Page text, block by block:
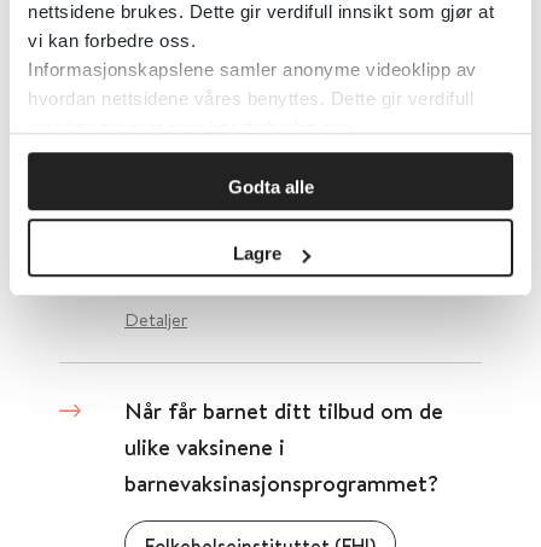
nettsidene brukes. Dette gir verdifull innsikt som gjør at
vi kan forbedre oss.
Informasjonskapslene samler anonyme videoklipp av
hvordan nettsidene våres benyttes. Dette gir verdifull
Godta alle
Lagre
Detaljer
kvalitativ undersøkelse av
tolkebruk i helsetjenesten
Folkehelseinstituttet (FHI)
Detaljer
Når får barnet ditt tilbud om de
ulike vaksinene i
barnevaksinasjonsprogrammet?